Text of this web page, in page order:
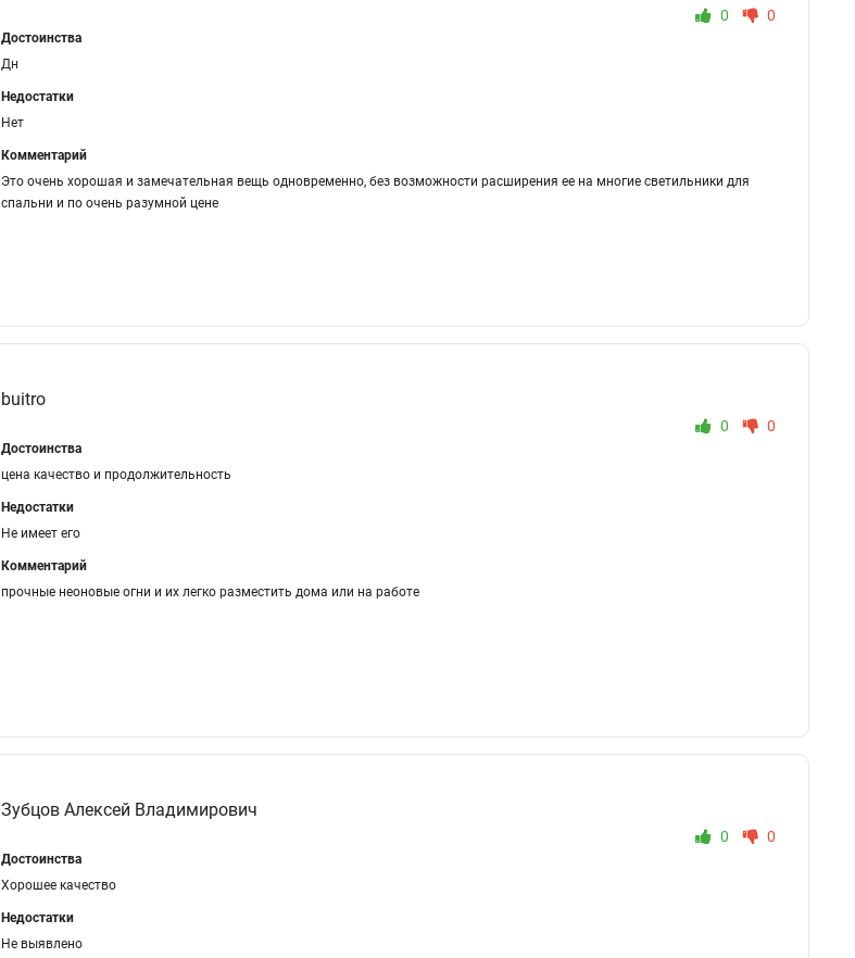
0 0
Достоинства
Дн
Недостатки
Нет
Комментарий
Это очень хорошая и замечательная вещь одновременно, без возможности расширения ее на многие светильники для
спальни и по очень разумной цене
buitro
0 0
Достоинства
цена качество и продолжительность
Недостатки
Не имеет его
Комментарий
прочные неоновые огни и их легко разместить дома или на работе
Зубцов Алексей Владимирович
0 0
Достоинства
Хорошее качество
Недостатки
Не выявлено